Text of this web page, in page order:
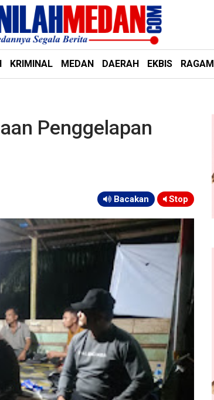
KRIMINAL MEDAN DAERAH EKBIS RAGAM
Penggelapan
Bacakan Stop